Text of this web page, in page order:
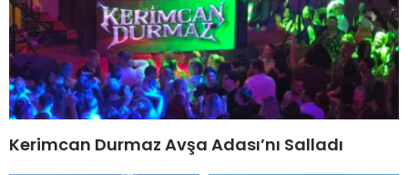
Kerimcan Durmaz Avşa Adası’nı Salladı